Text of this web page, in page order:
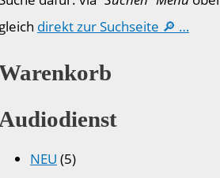
direkt zur Suchseite 🔎 …
NEU (5)